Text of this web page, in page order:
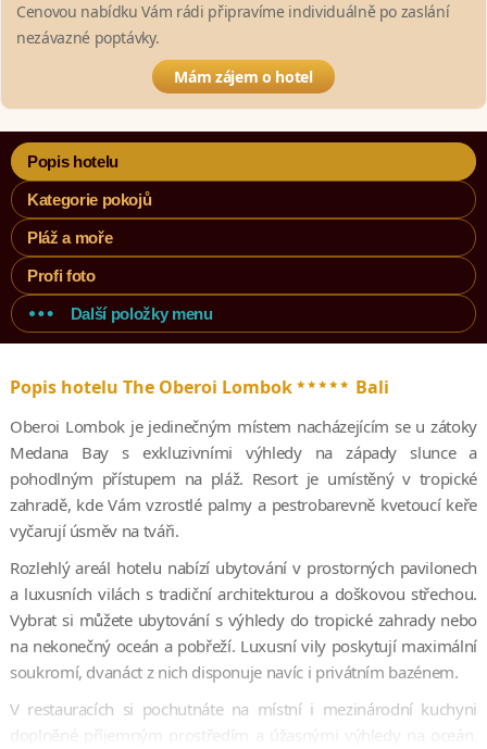
Cenovou nabídku Vám rádi připravíme individuálně po zaslání
nezávazné poptávky.
Mám zájem o hotel
Popis hotelu
Kategorie pokojů
Pláž a moře
Profi foto
Další položky menu
Popis hotelu The Oberoi Lombok***** Bali
Oberoi Lombok je jedinečným místem nacházejícím se u zátoky
Medana Bay s exkluzivními výhledy na západy slunce a
pohodlným přístupem na pláž. Resort je umístěný v tropické
zahradě, kde Vám vzrostlé palmy a pestrobarevně kvetoucí keře
vyčarují úsměv na tváři.
Rozlehlý areál hotelu nabízí ubytování v prostorných pavilonech
a luxusních vilách s tradiční architekturou a doškovou střechou.
Vybrat si můžete ubytování s výhledy do tropické zahrady nebo
na nekonečný oceán a pobřeží. Luxusní vily poskytují maximální
soukromí, dvanáct z nich disponuje navíc i privátním bazénem.
V restauracích si pochutnáte na místní i mezinárodní kuchyni
doplněné příjemným prostředím a úžasnými výhledy na oceán.